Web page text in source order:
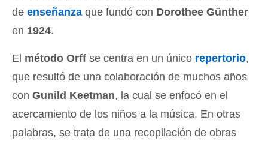
de enseñanza que fundó con Dorothee Günther
en 1924.
El método Orff se centra en un único repertorio,
que resultó de una colaboración de muchos años
con Gunild Keetman, la cual se enfocó en el
acercamiento de los niños a la música. En otras
palabras, se trata de una recopilación de obras